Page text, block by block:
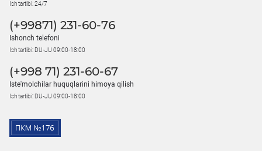
Ish tartibi: 24/7
(+99871) 231-60-76
Ishonch telefoni
Ish tartibi: DU-JU 09:00-18:00
(+998 71) 231-60-67
Iste'molchilar huquqlarini himoya qilish
Ish tartibi: DU-JU 09:00-18:00